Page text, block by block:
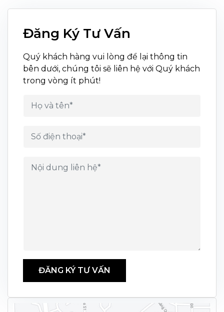
Đăng Ký Tư Vấn
Quý khách hàng vui lòng để lại thông tin
bên dưới, chúng tôi sẽ liên hệ với Quý khách
trong vòng ít phút!
ĐĂNG KÝ TƯ VẤN